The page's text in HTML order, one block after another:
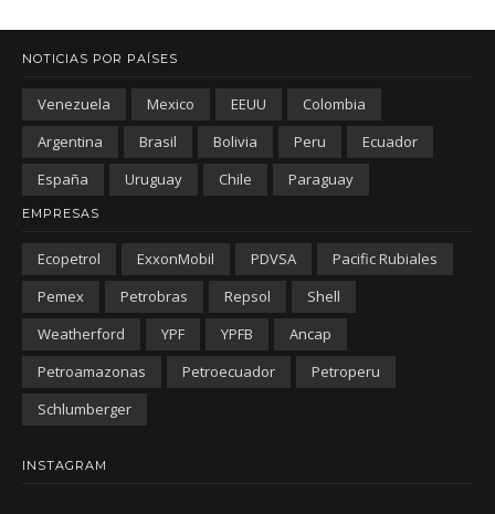
NOTICIAS POR PAÍSES
Venezuela Mexico EEUU
Colombia
Argentina
Brasil Bolivia Peru
Ecuador
España
Uruguay Chile Paraguay
EMPRESAS
Ecopetrol ExxonMobil PDVSA
Pacific Rubiales
Pemex
Petrobras Repsol
Shell
Weatherford
YPF YPFB
Ancap
Petroamazonas
Petroecuador
Petroperu
Schlumberger
INSTAGRAM